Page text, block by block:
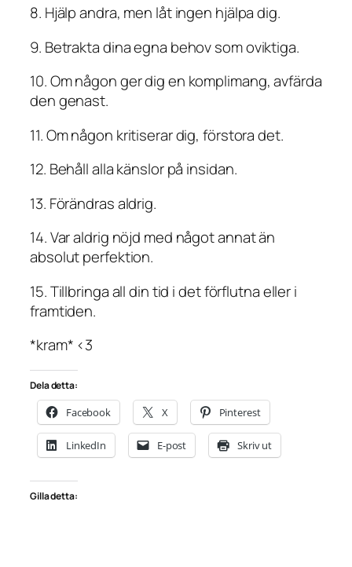
8. Hjälp andra, men låt ingen hjälpa dig.
9. Betrakta dina egna behov som oviktiga.
10. Om någon ger dig en komplimang, avfärda
den genast.
11. Om någon kritiserar dig, förstora det.
12. Behåll alla känslor på insidan.
13. Förändras aldrig.
14. Var aldrig nöjd med något annat än
absolut perfektion.
15. Tillbringa all din tid i det förflutna eller i
framtiden.
*kram* <3
Dela detta:
Facebook X Pinterest
LinkedIn E-post Skriv ut
Gilla detta: